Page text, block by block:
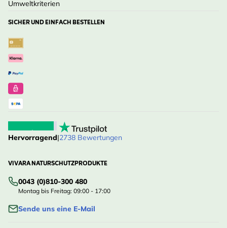
Umweltkriterien
SICHER UND EINFACH BESTELLEN
Hervorragend|2738 Bewertungen
VIVARA NATURSCHUTZPRODUKTE
0043 (0)810-300 480
Montag bis Freitag: 09:00 - 17:00
Sende uns eine E-Mail